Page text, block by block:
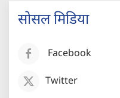
सोसल मिडिया
Facebook
Twitter